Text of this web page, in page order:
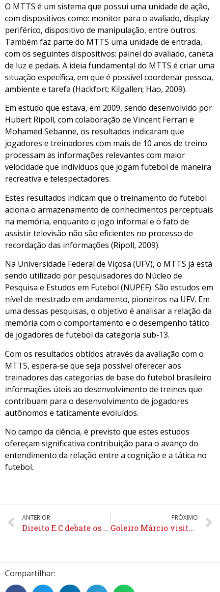
O MTTS é um sistema que possui uma unidade de ação,
com dispositivos como: monitor para o avaliado, display
periférico, dispositivo de manipulação, entre outros.
Também faz parte do MTTS uma unidade de entrada,
com os seguintes dispositivos: painel do avaliado, caneta
de luz e pedais. A ideia fundamental do MTTS é criar uma
situação específica, em que é possível coordenar pessoa,
ambiente e tarefa (Hackfort; Kilgallen; Hao, 2009).
Em estudo que estava, em 2009, sendo desenvolvido por
Hubert Ripoll, com colaboração de Vincent Ferrari e
Mohamed Sebanne, os resultados indicaram que
jogadores e treinadores com mais de 10 anos de treino
processam as informações relevantes com maior
velocidade que indivíduos que jogam futebol de maneira
recreativa e telespectadores.
Estes resultados indicam que o treinamento do futebol
aciona o armazenamento de conhecimentos perceptuais
na memória, enquanto o jogo informal e o fato de
assistir televisão não são eficientes no processo de
recordação das informações (Ripoll, 2009).
Na Universidade Federal de Viçosa (UFV), o MTTS já está
sendo utilizado por pesquisadores do Núcleo de
Pesquisa e Estudos em Futebol (NUPEF). São estudos em
nível de mestrado em andamento, pioneiros na UFV. Em
uma dessas pesquisas, o objetivo é analisar a relação da
memória com o comportamento e o desempenho tático
de jogadores de futebol da categoria sub-13.
Com os resultados obtidos através da avaliação com o
MTTS, espera-se que seja possível oferecer aos
treinadores das categorias de base do futebol brasileiro
informações úteis ao desenvolvimento de treinos que
contribuam para o desenvolvimento de jogadores
autônomos e taticamente evoluídos.
No campo da ciência, é previsto que estes estudos
ofereçam significativa contribuição para o avanço do
entendimento da relação entre a cognição e a tática no
futebol.
ANTERIOR
Direito E.C debate os dez anos da criação do Estatuto do Torcedor
PRÓXIMO
Goleiro Márcio visita o Sapesp e apoiará atletas do interior
Compartilhar: